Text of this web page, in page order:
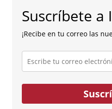
Suscríbete a
¡Recibe en tu correo las
Escribe
tu
correo
electrónico...